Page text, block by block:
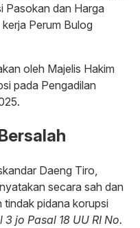
Pasokan dan Harga
Perum Bulog
oleh Majelis Hakim
pada Pengadilan
Daeng Tiro,
secara sah dan
tindak pidana korupsi
3 jo Pasal 18 UU RI No.